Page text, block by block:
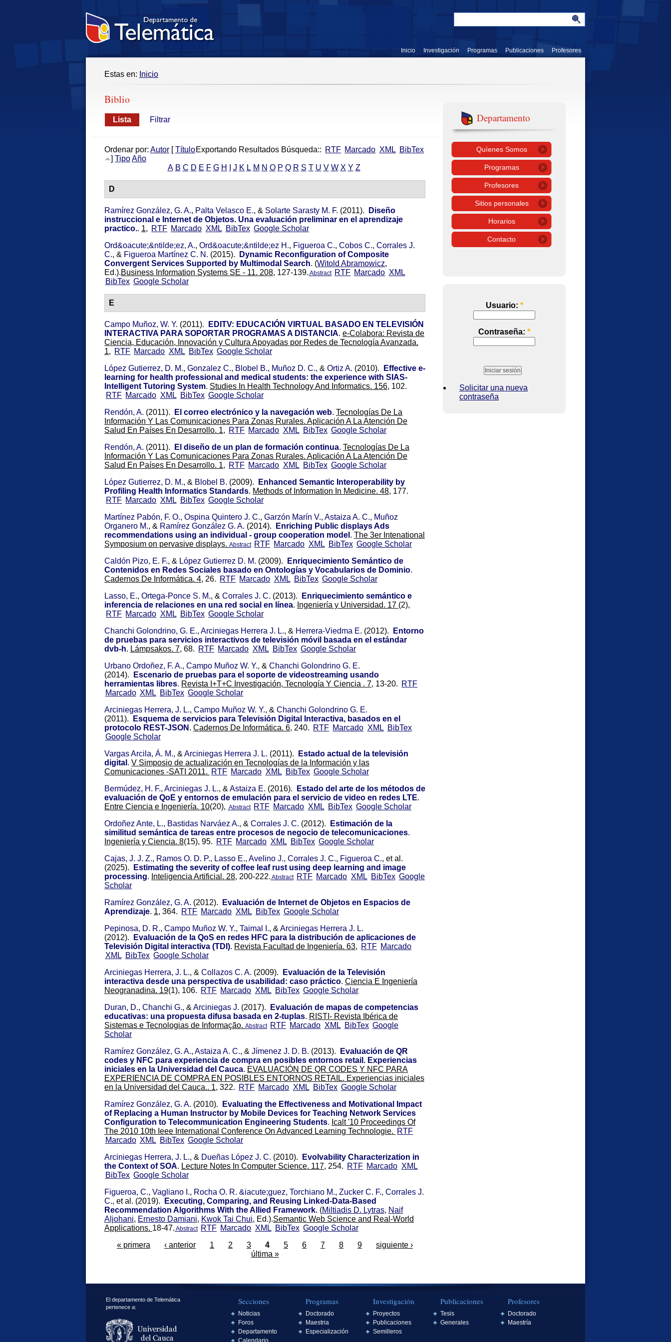
Inicio Investigación Programas Publicaciones Profesores
Estas en: Inicio
Biblio
Lista Filtrar
Exportando Resultados Búsqueda:: RTF Marcado XML BibTex
Ordenar por: Autor [Título
] TipoAño
A B C D E F G H J K L M N O P Q R S T U V W X Y Z
D
Ramírez González, G. A., Palta Velasco E., & Solarte Sarasty M. F. (2011).
Diseño
instruccional e Internet de Objetos. Una evaluación preliminar en el aprendizaje
practico.. 1, RTF Marcado XML BibTex Google Scholar
Ord&oacute;&ntilde;ez, A., Ord&oacute;&ntilde;ez H., Figueroa C., Cobos C., Corrales J.
C., & Figueroa Martínez C. N. (2015).
Dynamic Reconfiguration of Composite
Convergent Services Supported by Multimodal Search. (Witold Abramowicz,
Ed.).Business Information Systems SE - 11. 208, 127-139. Abstract RTF Marcado XML
BibTex Google Scholar
E
Campo Muñoz, W. Y. (2011).
EDITV: EDUCACIÓN VIRTUAL BASADO EN TELEVISIÓN
INTERACTIVA PARA SOPORTAR PROGRAMAS A DISTANCIA. e-Colabora: Revista de
Ciencia, Educación, Innovación y Cultura Apoyadas por Redes de Tecnología Avanzada.
1, RTF Marcado XML BibTex Google Scholar
López Gutierrez, D. M., Gonzalez C., Blobel B., Muñoz D. C., & Ortiz A. (2010).
Effective e-
learning for health professional and medical students: the experience with SIAS-
Intelligent Tutoring System. Studies In Health Technology And Informatics. 156, 102.
RTF Marcado XML BibTex Google Scholar
Rendón, A. (2011). El correo electrónico y la navegación web. Tecnologías De La
Información Y Las Comunicaciones Para Zonas Rurales. Aplicación A La Atención De
Salud En Países En Desarrollo. 1, RTF Marcado XML BibTex Google Scholar
Rendón, A. (2011). El diseño de un plan de formación continua. Tecnologías De La
Información Y Las Comunicaciones Para Zonas Rurales. Aplicación A La Atención De
Salud En Países En Desarrollo. 1, RTF Marcado XML BibTex Google Scholar
López Gutierrez, D. M., & Blobel B. (2009).
Enhanced Semantic Interoperability by
Profiling Health Informatics Standards. Methods of Information In Medicine. 48, 177.
RTF Marcado XML BibTex Google Scholar
Martínez Pabón, F. O., Ospina Quintero J. C., Garzón Marín V., Astaiza A. C., Muñoz
Organero M., & Ramírez González G. A. (2014).
Enriching Public displays Ads
recommendations using an individual - group cooperation model . The 3er Intenational
Symposium on pervasive displays. Abstract RTF Marcado XML BibTex Google Scholar
Caldón Pizo, E. F., & López Gutierrez D. M. (2009).
Enriquecimiento Semántico de
Contenidos en Redes Sociales basado en Ontologías y Vocabularios de Dominio.
Cadernos De Informática. 4, 26. RTF Marcado XML BibTex Google Scholar
Lasso, E., Ortega-Ponce S. M., & Corrales J. C. (2013).
Enriquecimiento semántico e
inferencia de relaciones en una red social en línea. Ingeniería y Universidad. 17 (2),
RTF Marcado XML BibTex Google Scholar
Chanchi Golondrino, G. E., Arciniegas Herrera J. L., & Herrera-Viedma E. (2012).
Entorno
de pruebas para servicios interactivos de televisión móvil basada en el estándar
dvb-h. Lámpsakos. 7, 68. RTF Marcado XML BibTex Google Scholar
Urbano Ordoñez, F. A., Campo Muñoz W. Y., & Chanchi Golondrino G. E.
(2014).
Escenario de pruebas para el soporte de videostreaming usando
herramientas libres. Revista I+T+C Investigación, Tecnología Y Ciencia . 7, 13-20. RTF
Marcado XML BibTex Google Scholar
Arciniegas Herrera, J. L., Campo Muñoz W. Y., & Chanchi Golondrino G. E.
(2011).
Esquema de servicios para Televisión Digital Interactiva, basados en el
protocolo REST-JSON . Cadernos De Informática. 6, 240. RTF Marcado XML BibTex
Google Scholar
Vargas Arcila, Á. M., & Arciniegas Herrera J. L. (2011).
Estado actual de la televisión
digital . V Simposio de actualización en Tecnologías de la Información y las
Comunicaciones -SATI 2011. RTF Marcado XML BibTex Google Scholar
Bermúdez, H. F., Arciniegas J. L., & Astaiza E. (2016).
Estado del arte de los métodos de
evaluación de QoE y entornos de emulación para el servicio de video en redes LTE.
Entre Ciencia e Ingeniería. 10(20), Abstract RTF Marcado XML BibTex Google Scholar
Ordoñez Ante, L., Bastidas Narváez A., & Corrales J. C. (2012).
Estimación de la
similitud semántica de tareas entre procesos de negocio de telecomunicaciones.
Ingeniería y Ciencia. 8(15), 95. RTF Marcado XML BibTex Google Scholar
Cajas, J. J. Z., Ramos O. D. P., Lasso E., Avelino J., Corrales J. C., Figueroa C., et al.
(2025).
Estimating the severity of coffee leaf rust using deep learning and image
processing. Inteligencia Artificial. 28, 200-222. Abstract RTF Marcado XML BibTex Google
Scholar
Ramírez González, G. A. (2012).
Evaluación de Internet de Objetos en Espacios de
Aprendizaje. 1, 364. RTF Marcado XML BibTex Google Scholar
Pepinosa, D. R., Campo Muñoz W. Y., Taimal I., & Arciniegas Herrera J. L.
(2012).
Evaluación de la QoS en redes HFC para la distribución de aplicaciones de
Televisión Digital interactiva (TDI). Revista Facultad de Ingeniería. 63, RTF Marcado
XML BibTex Google Scholar
Arciniegas Herrera, J. L., & Collazos C. A. (2009).
Evaluación de la Televisión
interactiva desde una perspectiva de usabilidad: caso práctico. Ciencia E Ingeniería
Neogranadina. 19(1), 106. RTF Marcado XML BibTex Google Scholar
Duran, D., Chanchi G., & Arciniegas J. (2017).
Evaluación de mapas de competencias
educativas: una propuesta difusa basada en 2-tuplas. RISTI- Revista Ibérica de
Sistemas e Tecnologias de Informação. Abstract RTF Marcado XML BibTex Google
Scholar
Ramírez González, G. A., Astaiza A. C., & Jímenez J. D. B. (2013).
Evaluación de QR
codes y NFC para experiencia de compra en posibles entornos retail. Experiencias
iniciales en la Universidad del Cauca. EVALUACIÓN DE QR CODES Y NFC PARA
EXPERIENCIA DE COMPRA EN POSIBLES ENTORNOS RETAIL. Experiencias iniciales
en la Universidad del Cauca.. 1, 322. RTF Marcado XML BibTex Google Scholar
Ramírez González, G. A. (2010).
Evaluating the Effectiveness and Motivational Impact
of Replacing a Human Instructor by Mobile Devices for Teaching Network Services
Configuration to Telecommunication Engineering Students. Icalt '10 Proceedings Of
The 2010 10th Ieee International Conference On Advanced Learning Technologie. RTF
Marcado XML BibTex Google Scholar
Arciniegas Herrera, J. L., & Dueñas López J. C. (2010).
Evolvability Characterization in
the Context of SOA. Lecture Notes In Computer Science. 117, 254. RTF Marcado XML
BibTex Google Scholar
Figueroa, C., Vagliano I., Rocha O. R. &iacute;guez, Torchiano M., Zucker C. F., Corrales J.
C., et al. (2019).
Executing, Comparing, and Reusing Linked-Data-Based
Recommendation Algorithms With the Allied Framework. (Miltiadis D. Lytras, Naif
Aljohani, Ernesto Damiani, Kwok Tai Chui, Ed.).Semantic Web Science and Real-World
Applications. 18-47. Abstract RTF Marcado XML BibTex Google Scholar
« primera
‹ anterior 1 2 3 4 5 6 7 8 9
siguiente ›
última »
Departamento
Quíenes Somos
Programas
Profesores
Sitios personales
Horarios
Contacto
Usuario: *
Contraseña: *
Solicitar una nueva
contraseña
El departamento de Telemática
pertenece a:
Secciones
Noticias
Foros
Departamento
Calendario
Programas
Doctorado
Maestria
Especialización
Investigación
Proyectos
Publicaciones
Semilleros
Publicaciones
Tesis
Generales
Profesores
Doctorado
Maestría